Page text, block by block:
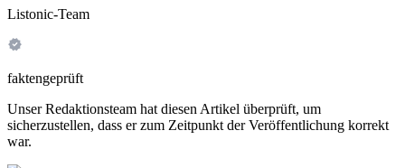
Listonic-Team
faktengeprüft
Unser Redaktionsteam hat diesen Artikel überprüft, um
sicherzustellen, dass er zum Zeitpunkt der Veröffentlichung korrekt
war.